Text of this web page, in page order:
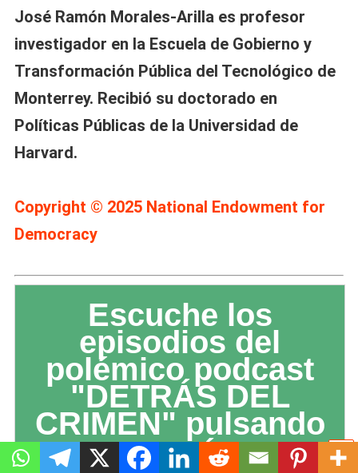
José Ramón Morales-Arilla es profesor
investigador en la Escuela de Gobierno y
Transformación Pública del Tecnológico de
Monterrey. Recibió su doctorado en
Políticas Públicas de la Universidad de
Harvard.
Copyright © 2025 National Endowment for
Democracy
Escuche los
episodios del
polémico podcast
"DETRÁS DEL
CRIMEN" pulsando
aquí